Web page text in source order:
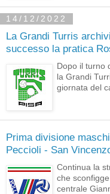
14/12/2022
La Grandi Turris
successo la pratica
Dopo il turno
la Grandi
giornata del
Prima divisione
Peccioli - San
Continua la
che
centrale